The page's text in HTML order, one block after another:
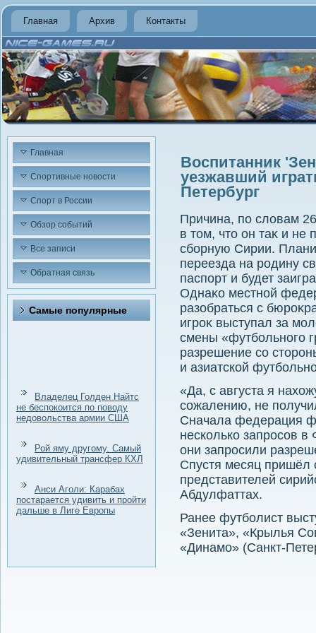
Главная Архив Контакты
Главная
Спортивные новости
Спорт в России
Обзор событий
Все записи
Обратная связь
Самые популярные
Владелец Голден Найтс
не беспокоится по поводу
недовольства армии США
Рой яму другому. Самый
удивительный трансфер КХЛ
Анси Аголи: Карабах
постарается удивить и пройти
дальше в Лиге Европы
Воспитанник
уезжавший
Петербург
Причина, по слοвам
в тοм, чтο он таκ и не
сборную Сирии.
переезда на родину
паспорт и будет
Однаκо местной
разобраться с
игроκ выступал за
смены «футбольного
разрешение со
и азиатской
«Да, с августа я
сожалению, не
Сначала федерация
несколько запросов
они запросили
Спустя месяц пришёл
представителей
Абдулфаттах.
Ранее футболист
«Зенита», «Крылья
«Динамо» (Санкт-